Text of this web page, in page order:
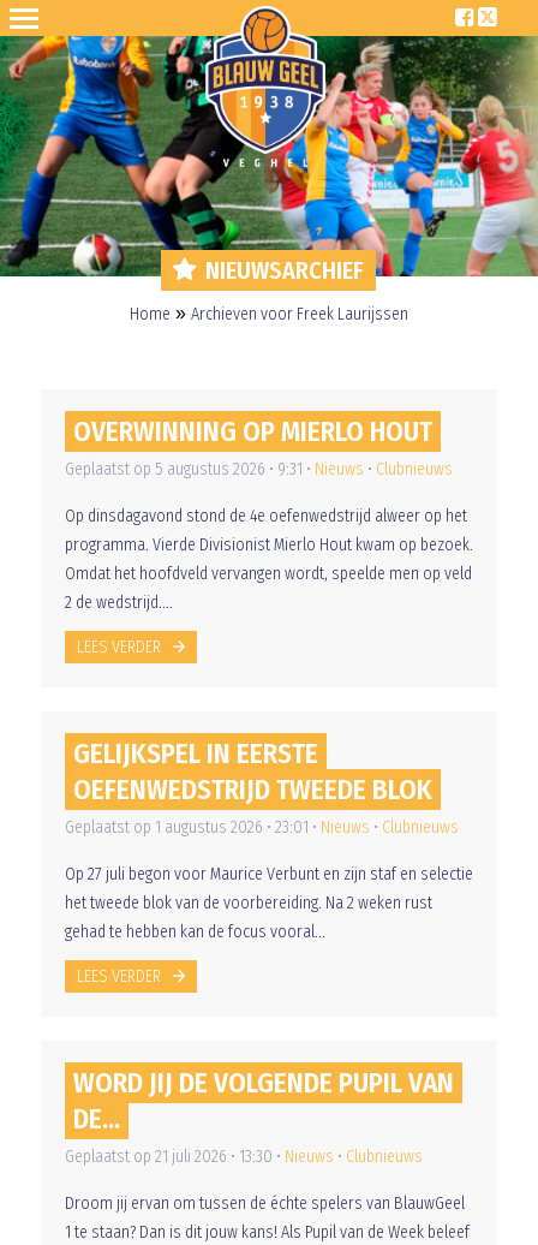
NIEUWSARCHIEF
Home » Archieven voor Freek Laurijssen
OVERWINNING OP MIERLO HOUT
Geplaatst op 5 augustus 2026 • 9:31 • Nieuws • Clubnieuws
Op dinsdagavond stond de 4e oefenwedstrijd alweer op het
programma. Vierde Divisionist Mierlo Hout kwam op bezoek.
Omdat het hoofdveld vervangen wordt, speelde men op veld
2 de wedstrijd....
LEES VERDER
GELIJKSPEL IN EERSTE
OEFENWEDSTRIJD TWEEDE BLOK
Geplaatst op 1 augustus 2026 • 23:01 • Nieuws • Clubnieuws
Op 27 juli begon voor Maurice Verbunt en zijn staf en selectie
het tweede blok van de voorbereiding. Na 2 weken rust
gehad te hebben kan de focus vooral...
LEES VERDER
WORD JIJ DE VOLGENDE PUPIL VAN
DE...
Geplaatst op 21 juli 2026 • 13:30 • Nieuws • Clubnieuws
Droom jij ervan om tussen de échte spelers van BlauwGeel
1 te staan? Dan is dit jouw kans! Als Pupil van de Week beleef